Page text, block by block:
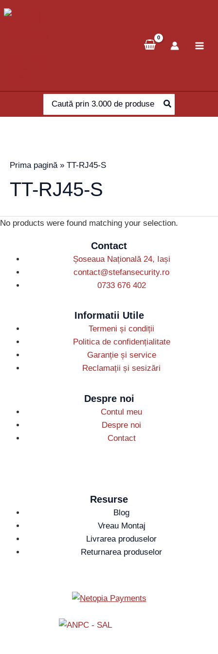
Skip
to
for:
Prima pagină» TT-RJ45-S
TT-RJ45-S
No products were found matching your selection.
Contact
Șoseaua Națională 24, Iași
contact@stefansecurity.ro
0733 676 402
Informatii Utile
Termeni și condiții
Politica de confidențialitate
Garanție și service
Reclamații și sesizări
Despre noi
Contul meu
Despre noi
Contact
Resurse
Blog
Vreau Montaj
Livrarea produselor
Returnarea produselor